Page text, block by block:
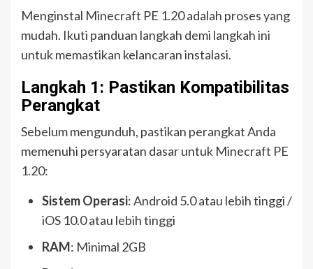
Menginstal Minecraft PE 1.20 adalah proses yang
mudah. Ikuti panduan langkah demi langkah ini
untuk memastikan kelancaran instalasi.
Langkah 1: Pastikan Kompatibilitas
Perangkat
Sebelum mengunduh, pastikan perangkat Anda
memenuhi persyaratan dasar untuk Minecraft PE
1.20:
Sistem Operasi: Android 5.0 atau lebih tinggi /
iOS 10.0 atau lebih tinggi
RAM: Minimal 2GB